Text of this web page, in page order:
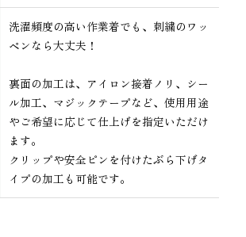
インテリア
洗濯頻度の高い作業着でも、刺繍のワッ
ペンなら大丈夫！
裏面の加工は、アイロン接着ノリ、シー
ル加工、マジックテープなど、使用用途
やご希望に応じて仕上げを指定いただけ
ます。
クリップや安全ピンを付けたぶら下げタ
イプの加工も可能です。